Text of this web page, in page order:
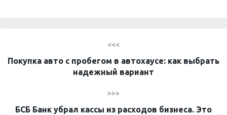
<<<
Покупка авто с пробегом в автохаусе: как выбрать
надежный вариант
>>>
БСБ Банк убрал кассы из расходов бизнеса. Это